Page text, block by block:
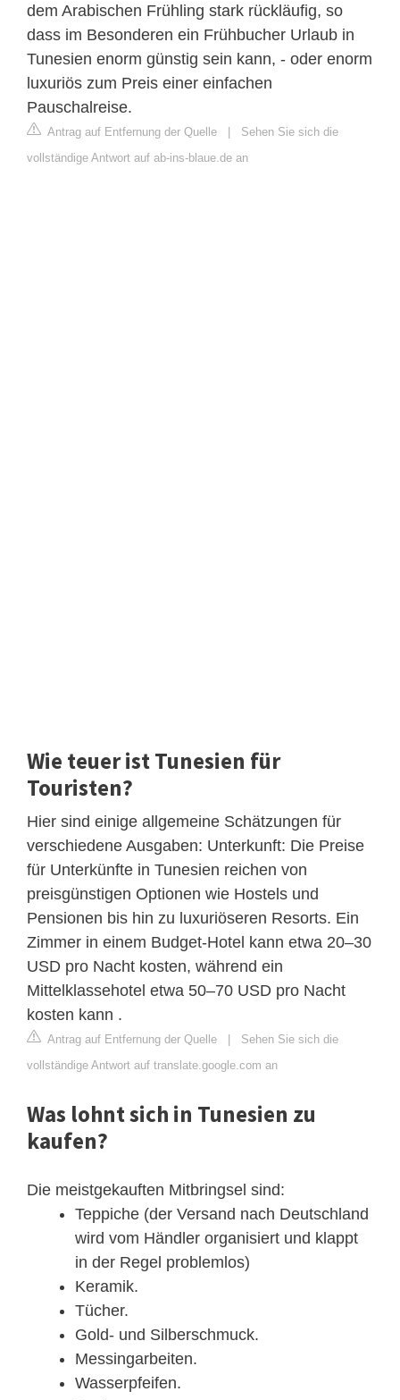
dem Arabischen Frühling stark rückläufig, so
dass im Besonderen ein Frühbucher Urlaub in
Tunesien enorm günstig sein kann, - oder enorm
luxuriös zum Preis einer einfachen
Pauschalreise.
Antrag auf Entfernung der Quelle | Sehen Sie sich die
vollständige Antwort auf ab-ins-blaue.de an
Wie teuer ist Tunesien für
Touristen?
Hier sind einige allgemeine Schätzungen für
verschiedene Ausgaben: Unterkunft: Die Preise
für Unterkünfte in Tunesien reichen von
preisgünstigen Optionen wie Hostels und
Pensionen bis hin zu luxuriöseren Resorts. Ein
Zimmer in einem Budget-Hotel kann etwa 20–30
USD pro Nacht kosten, während ein
Mittelklassehotel etwa 50–70 USD pro Nacht
kosten kann .
Antrag auf Entfernung der Quelle | Sehen Sie sich die
vollständige Antwort auf translate.google.com an
Was lohnt sich in Tunesien zu
kaufen?
Die meistgekauften Mitbringsel sind:
Teppiche (der Versand nach Deutschland
wird vom Händler organisiert und klappt
in der Regel problemlos)
Keramik.
Tücher.
Gold- und Silberschmuck.
Messingarbeiten.
Wasserpfeifen.